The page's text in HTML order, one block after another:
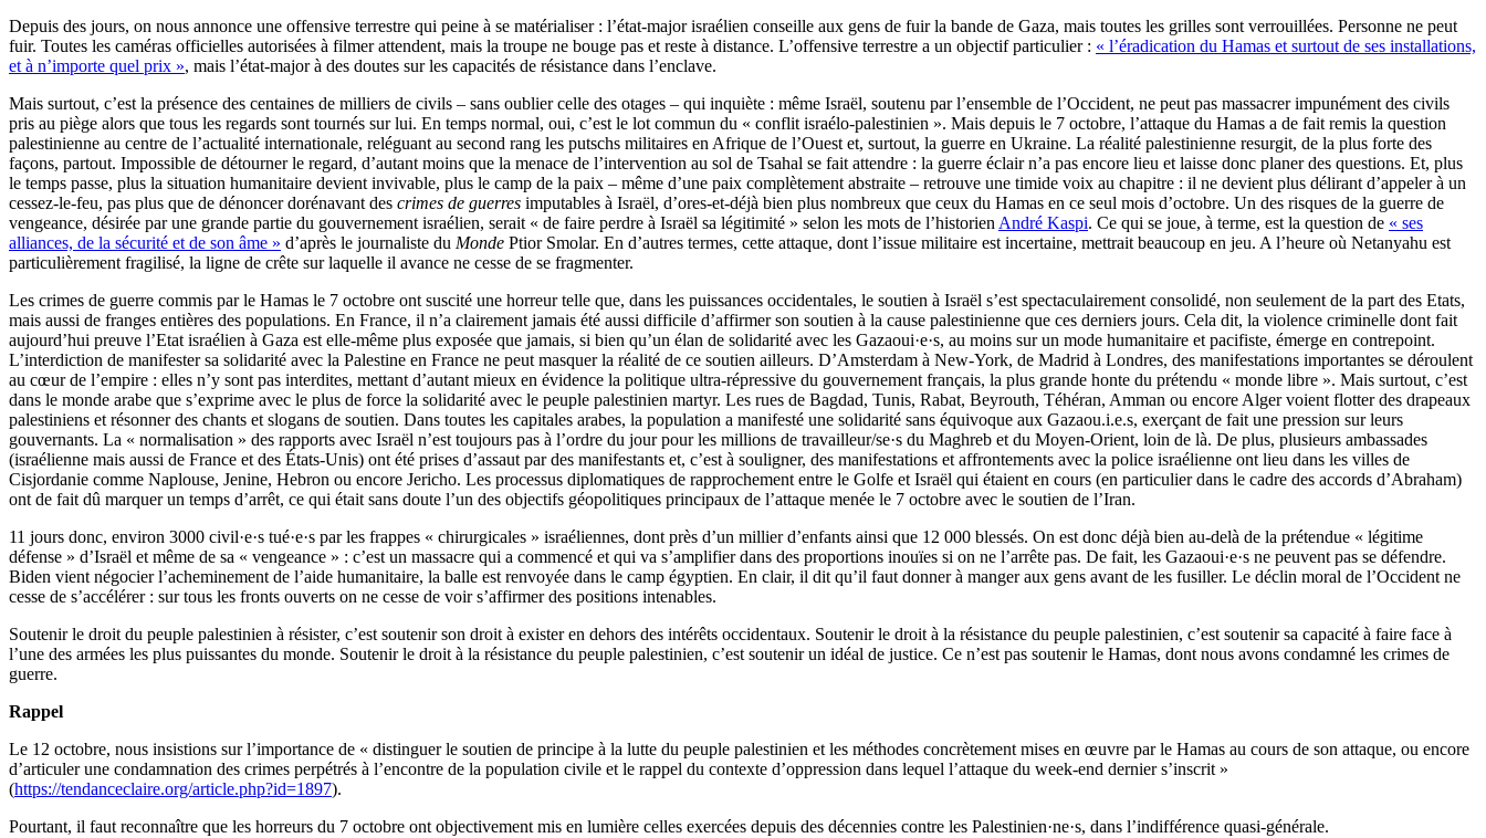
Depuis des jours, on nous annonce une offensive terrestre qui peine à se matérialiser : l’état-major israélien conseille aux gens de fuir la bande de Gaza, mais toutes les grilles sont verrouillées. Personne ne peut
fuir. Toutes les caméras officielles autorisées à filmer attendent, mais la troupe ne bouge pas et reste à distance. L’offensive terrestre a un objectif particulier : « l’éradication du Hamas et surtout de ses installations,
et à n’importe quel prix », mais l’état-major à des doutes sur les capacités de résistance dans l’enclave.
Mais surtout, c’est la présence des centaines de milliers de civils – sans oublier celle des otages – qui inquiète : même Israël, soutenu par l’ensemble de l’Occident, ne peut pas massacrer impunément des civils
pris au piège alors que tous les regards sont tournés sur lui. En temps normal, oui, c’est le lot commun du « conflit israélo-palestinien ». Mais depuis le 7 octobre, l’attaque du Hamas a de fait remis la question
palestinienne au centre de l’actualité internationale, reléguant au second rang les putschs militaires en Afrique de l’Ouest et, surtout, la guerre en Ukraine. La réalité palestinienne resurgit, de la plus forte des
façons, partout. Impossible de détourner le regard, d’autant moins que la menace de l’intervention au sol de Tsahal se fait attendre : la guerre éclair n’a pas encore lieu et laisse donc planer des questions. Et, plus
le temps passe, plus la situation humanitaire devient invivable, plus le camp de la paix – même d’une paix complètement abstraite – retrouve une timide voix au chapitre : il ne devient plus délirant d’appeler à un
cessez-le-feu, pas plus que de dénoncer dorénavant des crimes de guerres imputables à Israël, d’ores-et-déjà bien plus nombreux que ceux du Hamas en ce seul mois d’octobre. Un des risques de la guerre de
vengeance, désirée par une grande partie du gouvernement israélien, serait « de faire perdre à Israël sa légitimité » selon les mots de l’historien André Kaspi. Ce qui se joue, à terme, est la question de « ses
alliances, de la sécurité et de son âme » d’après le journaliste du Monde Ptior Smolar. En d’autres termes, cette attaque, dont l’issue militaire est incertaine, mettrait beaucoup en jeu. A l’heure où Netanyahu est
particulièrement fragilisé, la ligne de crête sur laquelle il avance ne cesse de se fragmenter.
Les crimes de guerre commis par le Hamas le 7 octobre ont suscité une horreur telle que, dans les puissances occidentales, le soutien à Israël s’est spectaculairement consolidé, non seulement de la part des Etats,
mais aussi de franges entières des populations. En France, il n’a clairement jamais été aussi difficile d’affirmer son soutien à la cause palestinienne que ces derniers jours. Cela dit, la violence criminelle dont fait
aujourd’hui preuve l’Etat israélien à Gaza est elle-même plus exposée que jamais, si bien qu’un élan de solidarité avec les Gazaoui·e·s, au moins sur un mode humanitaire et pacifiste, émerge en contrepoint.
L’interdiction de manifester sa solidarité avec la Palestine en France ne peut masquer la réalité de ce soutien ailleurs. D’Amsterdam à New-York, de Madrid à Londres, des manifestations importantes se déroulent
au cœur de l’empire : elles n’y sont pas interdites, mettant d’autant mieux en évidence la politique ultra-répressive du gouvernement français, la plus grande honte du prétendu « monde libre ». Mais surtout, c’est
dans le monde arabe que s’exprime avec le plus de force la solidarité avec le peuple palestinien martyr. Les rues de Bagdad, Tunis, Rabat, Beyrouth, Téhéran, Amman ou encore Alger voient flotter des drapeaux
palestiniens et résonner des chants et slogans de soutien. Dans toutes les capitales arabes, la population a manifesté une solidarité sans équivoque aux Gazaou.i.e.s, exerçant de fait une pression sur leurs
gouvernants. La « normalisation » des rapports avec Israël n’est toujours pas à l’ordre du jour pour les millions de travailleur/se·s du Maghreb et du Moyen-Orient, loin de là. De plus, plusieurs ambassades
(israélienne mais aussi de France et des États-Unis) ont été prises d’assaut par des manifestants et, c’est à souligner, des manifestations et affrontements avec la police israélienne ont lieu dans les villes de
Cisjordanie comme Naplouse, Jenine, Hebron ou encore Jericho. Les processus diplomatiques de rapprochement entre le Golfe et Israël qui étaient en cours (en particulier dans le cadre des accords d’Abraham)
ont de fait dû marquer un temps d’arrêt, ce qui était sans doute l’un des objectifs géopolitiques principaux de l’attaque menée le 7 octobre avec le soutien de l’Iran.
11 jours donc, environ 3000 civil·e·s tué·e·s par les frappes « chirurgicales » israéliennes, dont près d’un millier d’enfants ainsi que 12 000 blessés. On est donc déjà bien au-delà de la prétendue « légitime
défense » d’Israël et même de sa « vengeance » : c’est un massacre qui a commencé et qui va s’amplifier dans des proportions inouïes si on ne l’arrête pas. De fait, les Gazaoui·e·s ne peuvent pas se défendre.
Biden vient négocier l’acheminement de l’aide humanitaire, la balle est renvoyée dans le camp égyptien. En clair, il dit qu’il faut donner à manger aux gens avant de les fusiller. Le déclin moral de l’Occident ne
cesse de s’accélérer : sur tous les fronts ouverts on ne cesse de voir s’affirmer des positions intenables.
Soutenir le droit du peuple palestinien à résister, c’est soutenir son droit à exister en dehors des intérêts occidentaux. Soutenir le droit à la résistance du peuple palestinien, c’est soutenir sa capacité à faire face à
l’une des armées les plus puissantes du monde. Soutenir le droit à la résistance du peuple palestinien, c’est soutenir un idéal de justice. Ce n’est pas soutenir le Hamas, dont nous avons condamné les crimes de
guerre.
Rappel
Le 12 octobre, nous insistions sur l’importance de « distinguer le soutien de principe à la lutte du peuple palestinien et les méthodes concrètement mises en œuvre par le Hamas au cours de son attaque, ou encore
d’articuler une condamnation des crimes perpétrés à l’encontre de la population civile et le rappel du contexte d’oppression dans lequel l’attaque du week-end dernier s’inscrit »
(https://tendanceclaire.org/article.php?id=1897).
Pourtant, il faut reconnaître que les horreurs du 7 octobre ont objectivement mis en lumière celles exercées depuis des décennies contre les Palestinien·ne·s, dans l’indifférence quasi-générale.